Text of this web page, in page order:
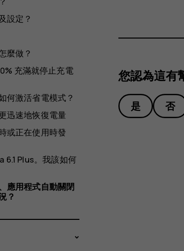
設定？
麼做？
充滿就停止充電
何激活省電模式？
迅速地恢復電量
或正在使用時發
6.1 Plus。我該如何
應用程式自動關閉
？
您認為這有
是 否